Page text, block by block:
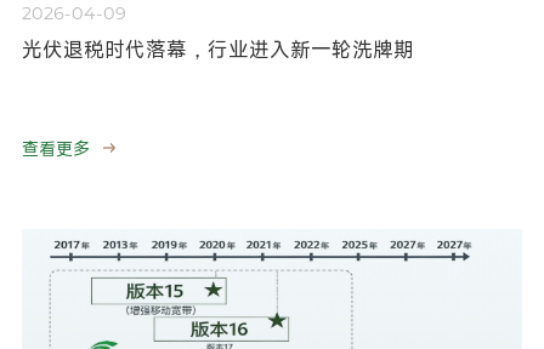
2026-04-09
光伏退税时代落幕，行业进入新一轮洗牌期
查看更多